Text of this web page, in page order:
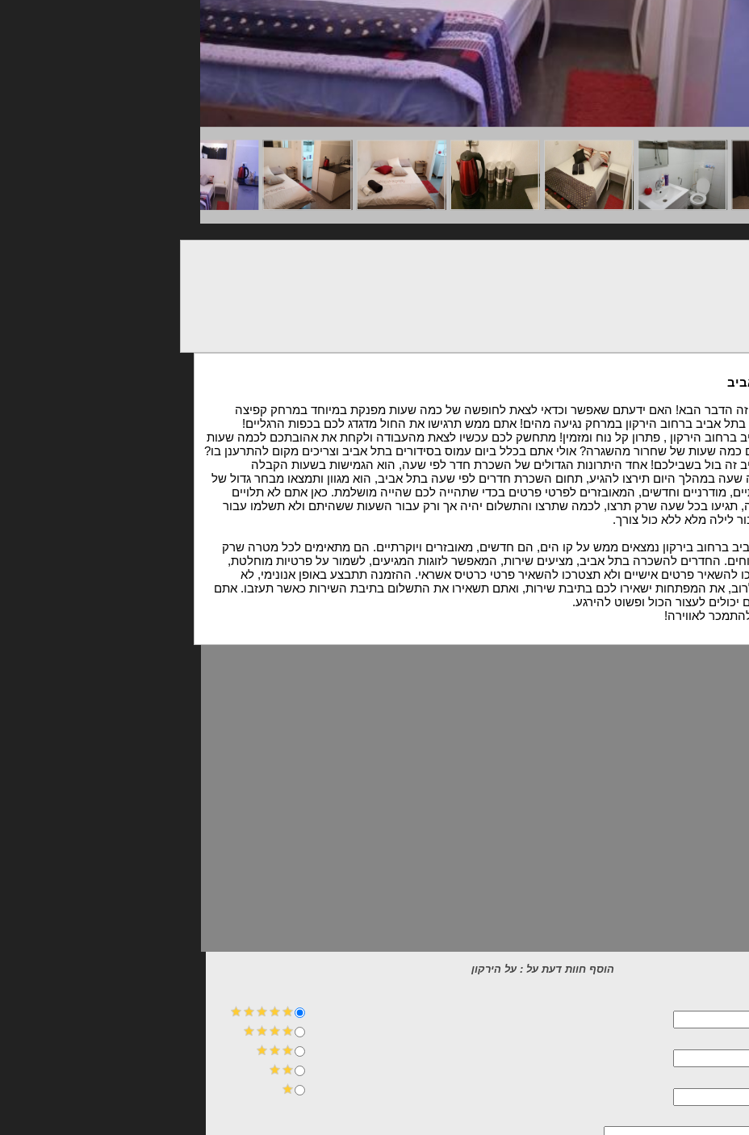
הדבר הבא! האם ידעתם שאפשר וכדאי לצאת לחופשה של כמה שעות מפנקת במיוחד במרחק קפיצה
אביב ברחוב הירקון במרחק נגיעה מהים! אתם ממש תרגישו את החול מדגדג לכם בכפות הרגליים!
ברחוב הירקון , פתרון קל נוח ומזמין! מתחשק לכם עכשיו לצאת מהעבודה ולקחת את אהובתכם לכמה שעות
שעות של שחרור מהשגרה? אולי אתם בכלל ביום עמוס בסידורים בתל אביב וצריכים מקום להתרענן בו?
זה בול בשבילכם! אחד היתרונות הגדולים של השכרת חדר לפי שעה, הוא הגמישות בשעות הקבלה
שעה במהלך היום תירצו להגיע, תחום השכרת חדרים לפי שעה בתל אביב, הוא מגוון ותמצאו מבחר גדול של
מודרניים וחדשים, המאובזרים לפרטי פרטים בכדי שתהייה לכם שהייה מושלמת. כאן אתם לא תלויים
תגיעו בכל שעה שרק תרצו, לכמה שתרצו והתשלום יהיה אך ורק עבור השעות ששהיתם ולא תשלמו עבור
לילה מלא ללא כול צורך.
ברחוב בירקון נמצאים ממש על קו הים, הם חדשים, מאובזרים ויוקרתיים. הם מתאימים לכל מטרה שרק
החדרים להשכרה בתל אביב, מציעים שירות, המאפשר לזוגות המגיעים, לשמור על פרטיות מוחלטת,
להשאיר פרטים אישיים ולא תצטרכו להשאיר פרטי כרטיס אשראי. ההזמנה תתבצע באופן אנונימי, לא
את המפתחות ישאירו לכם בתיבת שירות, ואתם תשאירו את התשלום בתיבת השירות כאשר תעזבו. אתם
לעצור הכול ופשוט להירגע.
לאווירה!
הוסף חוות דעת על : על הירקון